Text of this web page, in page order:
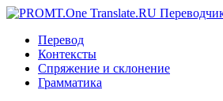
Перевод
Контексты
Спряжение и склонение
Грамматика